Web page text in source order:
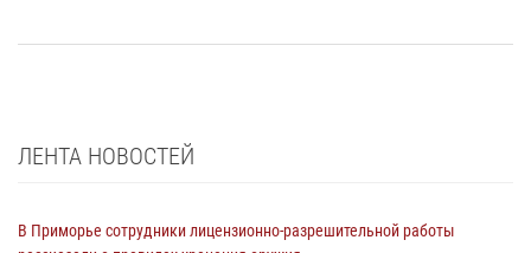
ЛЕНТА НОВОСТЕЙ
В Приморье сотрудники лицензионно-разрешительной работы